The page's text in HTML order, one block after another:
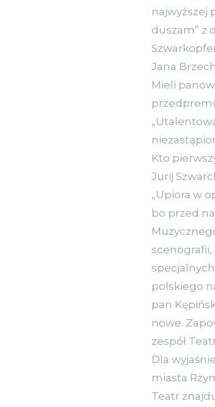
najwyższej
duszam” z
Jana
Mieli
Kto
Jurij
„Upiora w
bo przed
polskiego
pan
nowe.
zespół
Dla
miasta
Teatr